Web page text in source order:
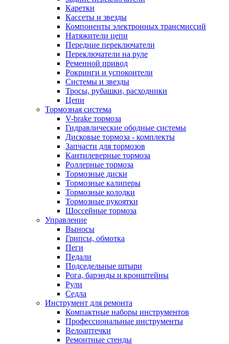
Каретки
Кассеты и звезды
Компоненты электронных трансмиссий
Натяжители цепи
Передние переключатели
Переключатели на руле
Ременной привод
Рокринги и успокоители
Системы и звезды
Тросы, рубашки, расходники
Цепи
Тормозная система
V-brake тормоза
Гидравлические ободные системы
Дисковые тормоза - комплекты
Запчасти для тормозов
Кантилеверные тормоза
Роллерные тормоза
Тормозные диски
Тормозные калиперы
Тормозные колодки
Тормозные рукоятки
Шоссейные тормоза
Управление
Выносы
Грипсы, обмотка
Пеги
Педали
Подседельные штыри
Рога, барэнды и кронштейны
Рули
Седла
Инструмент для ремонта
Компактные наборы инструментов
Профессиональные инструменты
Велоаптечки
Ремонтные стенды